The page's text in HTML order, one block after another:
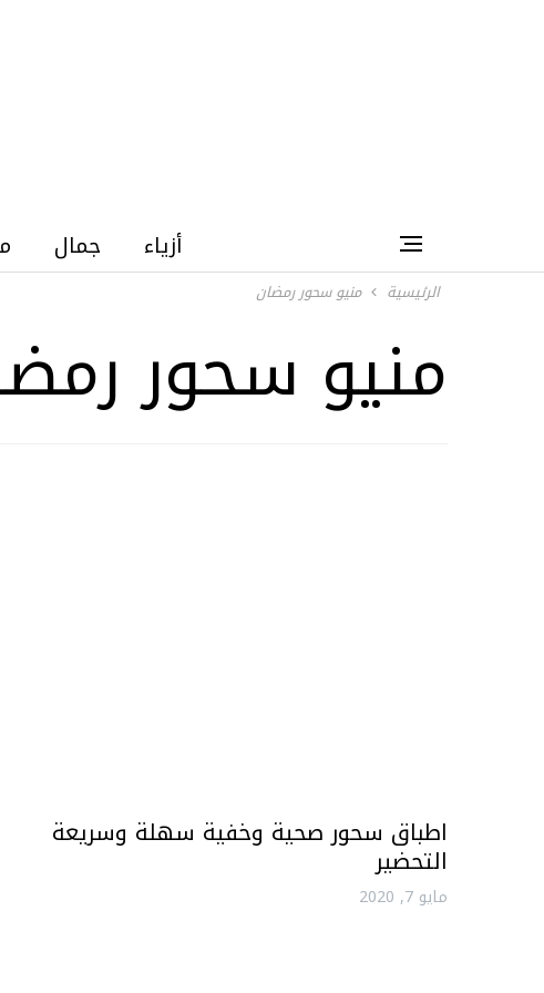
أزياء جمال
الرئيسية منيو سحور رمضان
منيو سحور
اطباق سحور صحية وخفية سهلة وسريعة
التحضير
مايو 7, 2020